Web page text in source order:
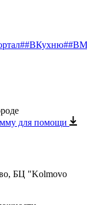
##ВКухню
для помощи
БЦ "Kolmovo